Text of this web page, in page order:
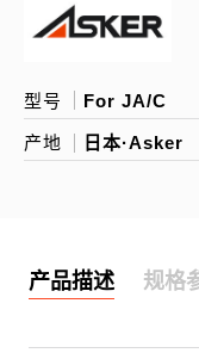
型号 For JA/C
产地 日本·Asker
产品描述 规格